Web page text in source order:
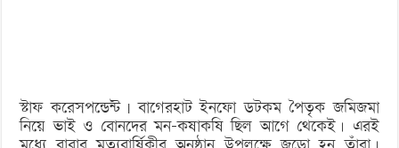
স্টাফ করেসপন্ডেন্ট | বাগেরহাট ইনফো ডটকম পৈতৃক জমিজমা
নিয়ে ভাই ও বোনদের মন-কষাকষি ছিল আগে থেকেই। এরই